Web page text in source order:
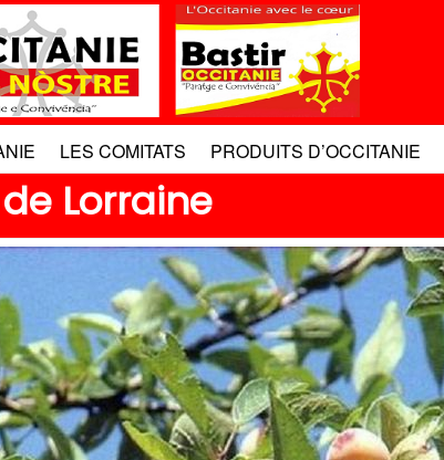
LES COMITATS PRODUITS D’OCCITANIE
Lorraine